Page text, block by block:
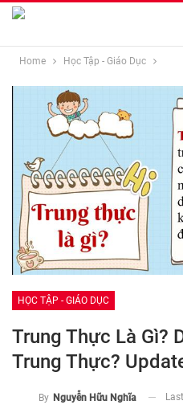
Home Học Tập - Giáo Dục
HỌC TẬP - GIÁO DỤC
Trung Thực Là Gì?
Trung Thực?
By Nguyễn Hữu Nghĩa